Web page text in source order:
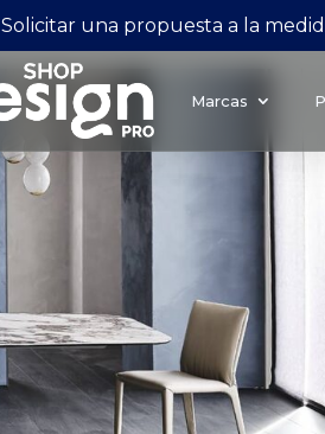
Solicitar una propuesta a la
Marcas